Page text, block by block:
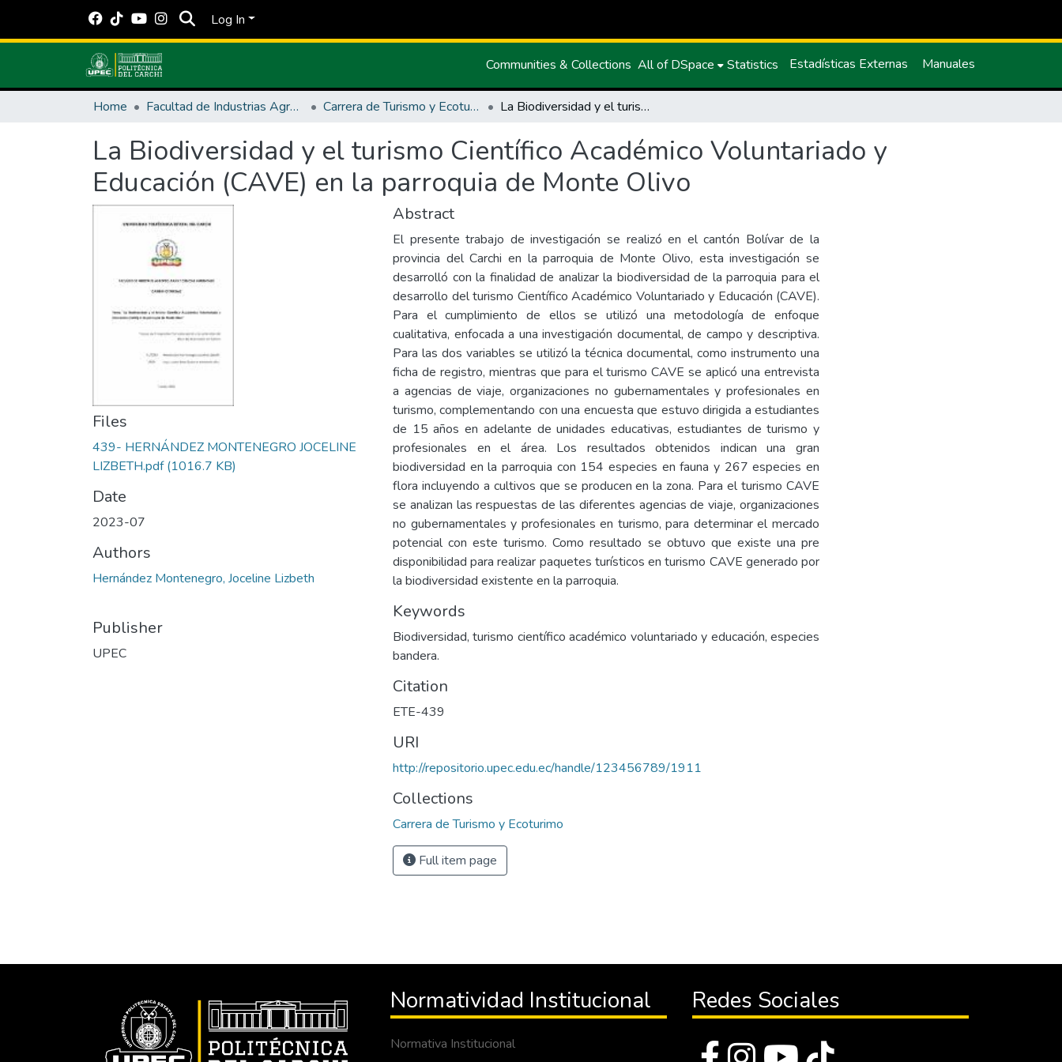
Log In
Communities & Collections All of DSpace Statistics Estadísticas Externas Manuales
Home Facultad de Industrias Agropecuarias y Ciencias Ambientales Carrera de Turismo y Ecoturimo La Biodiversidad y el turismo Científico Académico Voluntariado y Educación (CAVE) en la parroquia de Monte Olivo
La Biodiversidad y el turismo Científico Académico Voluntariado y
Educación (CAVE) en la parroquia de Monte Olivo
Files
439- HERNÁNDEZ MONTENEGRO JOCELINE
LIZBETH.pdf(1016.7 KB)
Date
2023-07
Authors
Hernández Montenegro, Joceline Lizbeth
Publisher
UPEC
Abstract
El presente trabajo de investigación se realizó en el cantón Bolívar de la
provincia del Carchi en la parroquia de Monte Olivo, esta investigación se
desarrolló con la finalidad de analizar la biodiversidad de la parroquia para el
desarrollo del turismo Científico Académico Voluntariado y Educación (CAVE).
Para el cumplimiento de ellos se utilizó una metodología de enfoque
cualitativa, enfocada a una investigación documental, de campo y descriptiva.
Para las dos variables se utilizó la técnica documental, como instrumento una
ficha de registro, mientras que para el turismo CAVE se aplicó una entrevista
a agencias de viaje, organizaciones no gubernamentales y profesionales en
turismo, complementando con una encuesta que estuvo dirigida a estudiantes
de 15 años en adelante de unidades educativas, estudiantes de turismo y
profesionales en el área. Los resultados obtenidos indican una gran
biodiversidad en la parroquia con 154 especies en fauna y 267 especies en
flora incluyendo a cultivos que se producen en la zona. Para el turismo CAVE
se analizan las respuestas de las diferentes agencias de viaje, organizaciones
no gubernamentales y profesionales en turismo, para determinar el mercado
potencial con este turismo. Como resultado se obtuvo que existe una pre
disponibilidad para realizar paquetes turísticos en turismo CAVE generado por
la biodiversidad existente en la parroquia.
Keywords
Biodiversidad, turismo científico académico voluntariado y educación, especies
bandera.
Citation
ETE-439
URI
http://repositorio.upec.edu.ec/handle/123456789/1911
Collections
Carrera de Turismo y Ecoturimo
Full item page
Normatividad Institucional
Normativa Institucional
Redes Sociales